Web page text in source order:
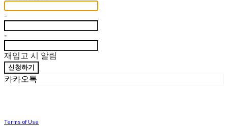
-
-
재입고 시 알림
신청하기
카카오톡
Terms of Use